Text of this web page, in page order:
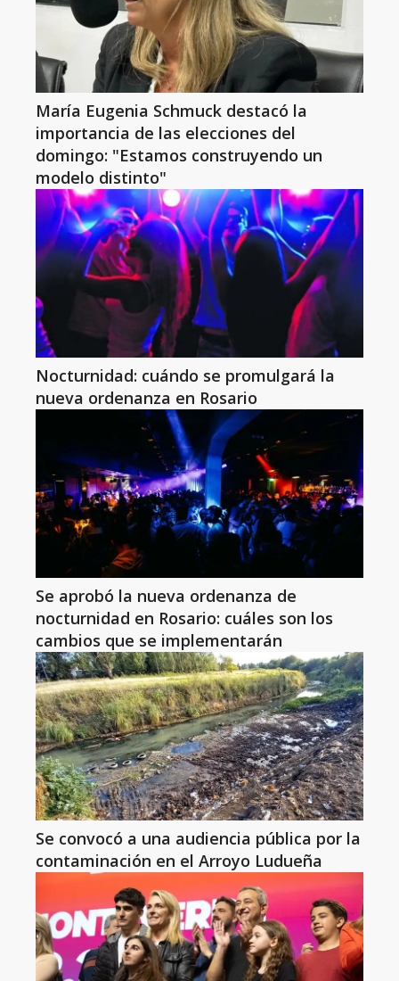
María Eugenia Schmuck destacó la
importancia de las elecciones del
domingo: "Estamos construyendo un
modelo distinto"
Nocturnidad: cuándo se promulgará la
nueva ordenanza en Rosario
Se aprobó la nueva ordenanza de
nocturnidad en Rosario: cuáles son los
cambios que se implementarán
Se convocó a una audiencia pública por la
contaminación en el Arroyo Ludueña